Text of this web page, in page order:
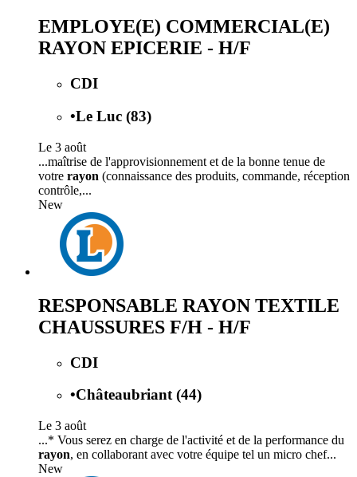
EMPLOYE(E) COMMERCIAL(E)
RAYON EPICERIE - H/F
CDI
•Le Luc (83)
Le 3 août
...maîtrise de l'approvisionnement et de la bonne tenue de
votre rayon (connaissance des produits, commande, réception
contrôle,...
New
RESPONSABLE RAYON TEXTILE
CHAUSSURES F/H - H/F
CDI
•Châteaubriant (44)
Le 3 août
...* Vous serez en charge de l'activité et de la performance du
rayon, en collaborant avec votre équipe tel un micro chef...
New